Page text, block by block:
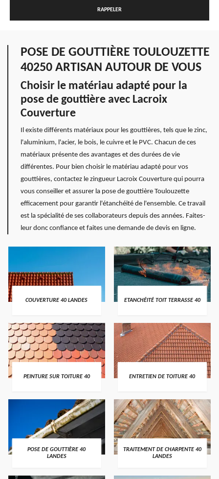
POSE DE GOUTTIÈRE TOULOUZETTE
40250 ARTISAN AUTOUR DE VOUS
Choisir le matériau adapté pour la
pose de gouttière avec Lacroix
Couverture
Il existe différents matériaux pour les gouttières, tels que le zinc,
l'aluminium, l'acier, le bois, le cuivre et le PVC. Chacun de ces
matériaux présente des avantages et des durées de vie
différentes. Pour bien choisir le matériau adapté pour vos
gouttières, contactez le zingueur Lacroix Couverture qui pourra
vous conseiller et assurer la pose de gouttière Toulouzette
efficacement pour garantir l'étanchéité de l'ensemble. Ce travail
est la spécialité de ses collaborateurs depuis des années. Faites-
leur donc confiance et faites une demande de devis en ligne.
COUVERTURE 40 LANDES ETANCHÉITÉ TOIT TERRASSE 40
PEINTURE SUR TOITURE 40 ENTRETIEN DE TOITURE 40
POSE DE GOUTTIÈRE 40
LANDES
TRAITEMENT DE CHARPENTE 40
LANDES